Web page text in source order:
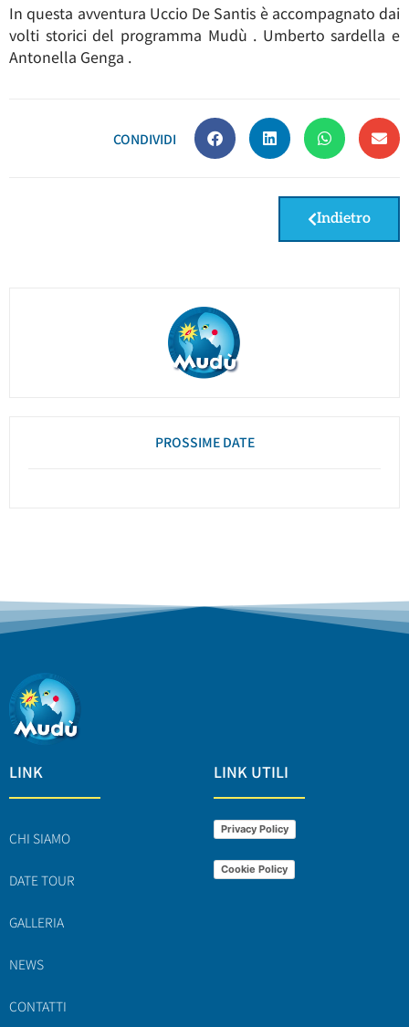
In questa avventura Uccio De Santis è accompagnato dai
volti storici del programma Mudù . Umberto sardella e
Antonella Genga .
CONDIVIDI
Indietro
PROSSIME DATE
LINK
CHI SIAMO
DATE TOUR
GALLERIA
NEWS
CONTATTI
LINK UTILI
Privacy Policy
Cookie Policy